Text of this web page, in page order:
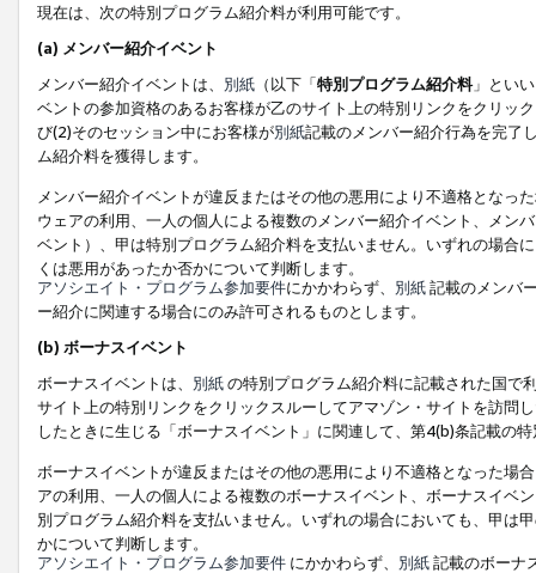
現在は、次の特別プログラム紹介料が利用可能です。
(a) メンバー紹介イベント
メンバー紹介イベントは、 別紙 （以下「特別プログラム紹介料」とい
ベントの参加資格のあるお客様が乙のサイト上の特別リンクをクリッ
び(2)そのセッション中にお客様が別紙記載のメンバー紹介行為を完了
ム紹介料を獲得します。
メンバー紹介イベントが違反またはその他の悪用により不適格となっ
ウェアの利用、一人の個人による複数のメンバー紹介イベント、メン
ベント）、甲は特別プログラム紹介料を支払いません。いずれの場合
くは悪用があったか否かについて判断します。
アソシエイト・プログラム参加要件にかかわらず、 別紙記載のメンバ
ー紹介に関連する場合にのみ許可されるものとします。
(b) ボーナスイベント
ボーナスイベントは、 別紙の特別プログラム紹介料に記載された国で
サイト上の特別リンクをクリックスルーしてアマゾン・サイトを訪問
したときに生じる「ボーナスイベント」に関連して、第4(b)条記載の
ボーナスイベントが違反またはその他の悪用により不適格となった場
アの利用、一人の個人による複数のボーナスイベント、ボーナスイベ
別プログラム紹介料を支払いません。いずれの場合においても、甲は
かについて判断します。
アソシエイト・プログラム参加要件 にかかわらず、 別紙記載のボーナ